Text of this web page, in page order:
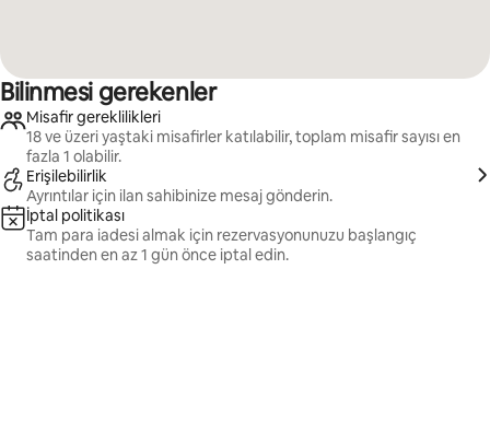
Bilinmesi gerekenler
Misafir gereklilikleri
18 ve üzeri yaştaki misafirler katılabilir, toplam misafir sayısı en
fazla 1 olabilir.
Erişilebilirlik
Ayrıntılar için ilan sahibinize mesaj gönderin.
İptal politikası
Tam para iadesi almak için rezervasyonunuzu başlangıç
saatinden en az 1 gün önce iptal edin.